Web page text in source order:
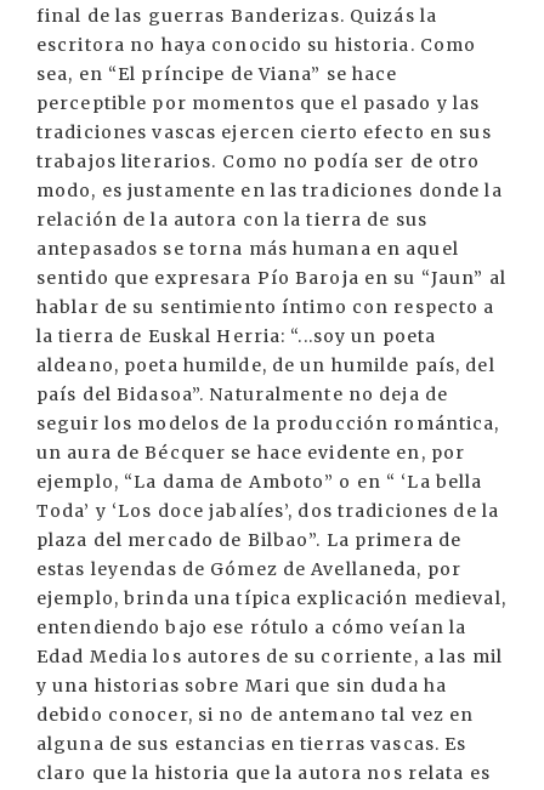
final de las guerras Banderizas. Quizás la
escritora no haya conocido su historia. Como
sea, en “El príncipe de Viana” se hace
perceptible por momentos que el pasado y las
tradiciones vascas ejercen cierto efecto en sus
trabajos literarios. Como no podía ser de otro
modo, es justamente en las tradiciones donde la
relación de la autora con la tierra de sus
antepasados se torna más humana en aquel
sentido que expresara Pío Baroja en su “Jaun” al
hablar de su sentimiento íntimo con respecto a
la tierra de Euskal Herria: “...soy un poeta
aldeano, poeta humilde, de un humilde país, del
país del Bidasoa”. Naturalmente no deja de
seguir los modelos de la producción romántica,
un aura de Bécquer se hace evidente en, por
ejemplo, “La dama de Amboto” o en “ ‘La bella
Toda’ y ‘Los doce jabalíes’, dos tradiciones de la
plaza del mercado de Bilbao”. La primera de
estas leyendas de Gómez de Avellaneda, por
ejemplo, brinda una típica explicación medieval,
entendiendo bajo ese rótulo a cómo veían la
Edad Media los autores de su corriente, a las mil
y una historias sobre Mari que sin duda ha
debido conocer, si no de antemano tal vez en
alguna de sus estancias en tierras vascas. Es
claro que la historia que la autora nos relata es